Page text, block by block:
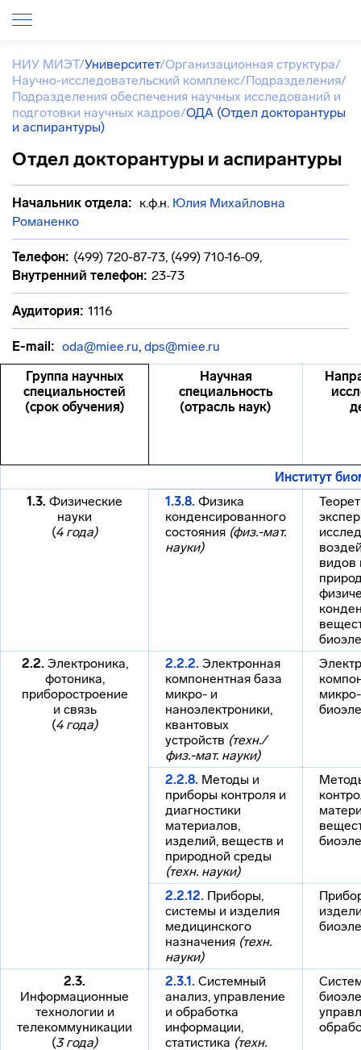
НИУ МИЭТ/Университет/Организационная структура/
Научно-исследовательский комплекс/Подразделения/
Подразделения обеспечения научных исследований и
подготовки научных кадров/ОДА (Отдел докторантуры
и аспирантуры)
Отдел докторантуры и аспирантуры
Начальник отдела: к.ф.н. Юлия Михайловна
Романенко
Телефон: (499) 720-87-73, (499) 710-16-09,
Внутренний телефон: 23-73
Аудитория: 1116
E-mail: oda@miee.ru, dps@miee.ru
Группа научных
специальностей
(срок обучения)
Научная
специальность
(отрасль наук)
Институт
1.3. Физические
науки
(4 года)
1.3.8. Физика
конденсированного
состояния (физ.-мат.
науки)
видов
2.2. Электроника,
фотоника,
приборостроение
и связь
(4 года)
2.2.2. Электронная
компонентная база
микро- и
наноэлектроники,
квантовых
устройств (техн./
физ.-мат. науки)
2.2.8. Методы и
приборы контроля и
диагностики
материалов,
изделий, веществ и
природной среды
(техн. науки)
2.2.12. Приборы,
системы и изделия
медицинского
назначения (техн.
науки)
2.3.
Информационные
технологии и
телекоммуникации
(3 года)
2.3.1. Системный
анализ, управление
и обработка
информации,
статистика (техн.